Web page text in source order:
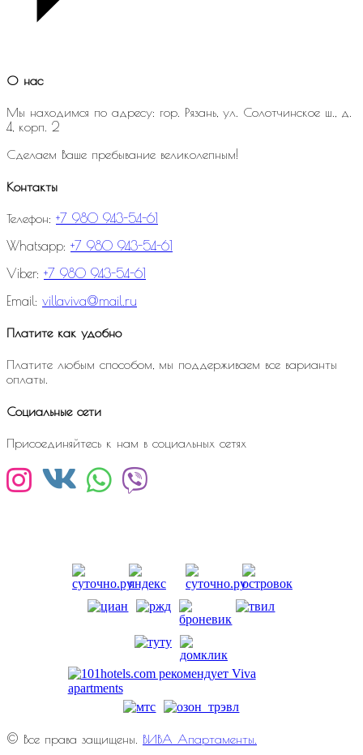
О нас
Мы находимся по адресу: гор. Рязань, ул. Солотчинское ш., д.
4, корп. 2
Сделаем Ваше пребывание великолепным!
Контакты
Телефон: +7 980 943-54-61
Whatsapp: +7 980 943-54-61
Viber: +7 980 943-54-61
Email: villaviva@mail.ru
Платите как удобно
Платите любым способом, мы поддерживаем все варианты
оплаты.
Социальные сети
Присоединяйтесь к нам в социальных сетях
© Все права защищены. ВИВА Апартаменты.